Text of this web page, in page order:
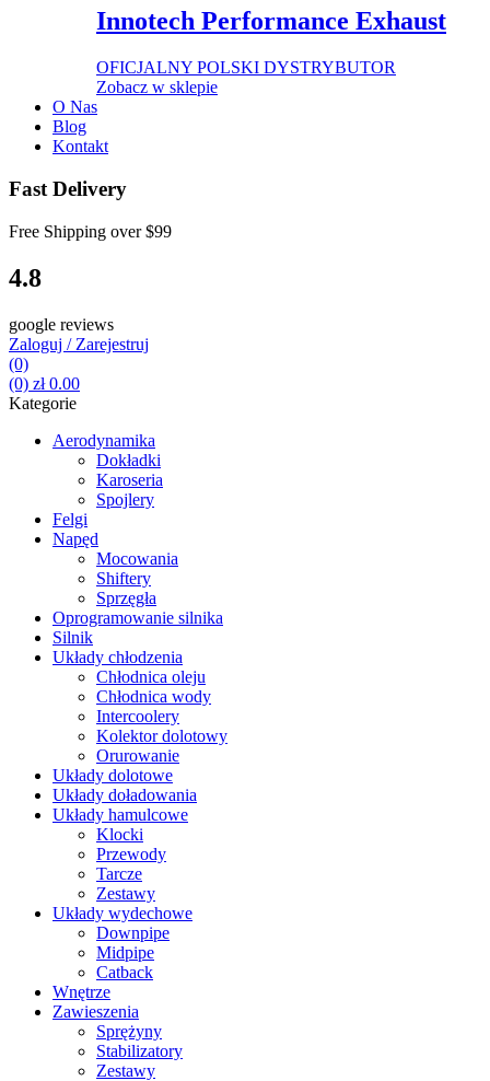
Innotech Performance Exhaust
OFICJALNY POLSKI DYSTRYBUTOR
Zobacz w sklepie
O Nas
Blog
Kontakt
Fast Delivery
Free Shipping over$99
4.8
google reviews
Zaloguj / Zarejestruj
(0)
(0) zł0.00
Kategorie
Aerodynamika
Dokładki
Karoseria
Spojlery
Felgi
Napęd
Mocowania
Shiftery
Sprzęgła
Oprogramowanie silnika
Silnik
Układy chłodzenia
Chłodnica oleju
Chłodnica wody
Intercoolery
Kolektor dolotowy
Orurowanie
Układy dolotowe
Układy doładowania
Układy hamulcowe
Klocki
Przewody
Tarcze
Zestawy
Układy wydechowe
Downpipe
Midpipe
Catback
Wnętrze
Zawieszenia
Sprężyny
Stabilizatory
Zestawy